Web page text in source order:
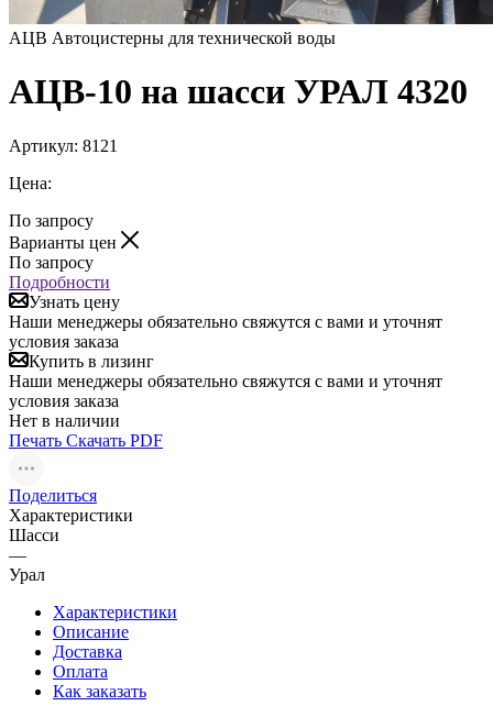
АЦВ Автоцистерны для технической воды
АЦВ-10 на шасси УРАЛ 4320
Артикул: 8121
Цена:
По запросу
Варианты цен
По запросу
Подробности
Узнать цену
Наши менеджеры обязательно свяжутся с вами и уточнят
условия заказа
Купить в лизинг
Наши менеджеры обязательно свяжутся с вами и уточнят
условия заказа
Нет в наличии
Печать Скачать PDF
Поделиться
Характеристики
Шасси
—
Урал
Характеристики
Описание
Доставка
Оплата
Как заказать